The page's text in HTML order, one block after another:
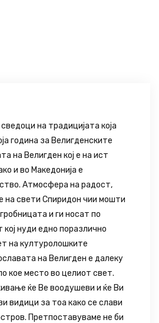
на традицијата која
година за Велигденските
на Велигден кој е на ист
и во Македонија е
Атмосфера на радост,
на свети Спиридон чии мошти
и ги носат по
нуди едно поразлично
на културолошките
на Велигден е далеку
кое место во целиот свет.
ќе Ве воодушеви и ќе Ви
видици за тоа како се слави
Претпоставуваме не би